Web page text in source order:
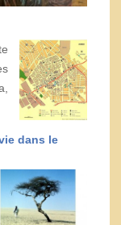
dans le